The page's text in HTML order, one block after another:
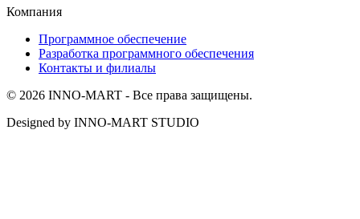
Компания
Программное обеспечение
Разработка программного обеспечения
Контакты и филиалы
© 2026 INNO-MART - Все права защищены.
Designed by INNO-MART STUDIO